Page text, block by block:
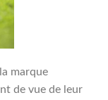
marque
de vue de leur